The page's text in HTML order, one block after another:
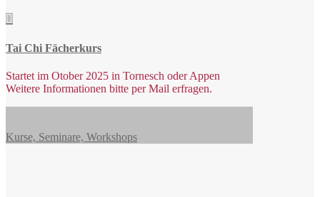

Tai Chi Fächerkurs
Startet im Otober 2025 in Tornesch oder Appen
Weitere Informationen bitte per Mail erfragen.
Kurse, Seminare, Workshops